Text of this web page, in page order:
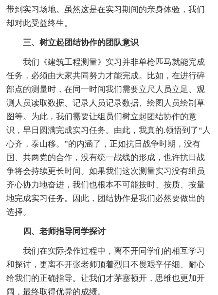
带到实习场地。虽然这是在实习期间的亲身体验，我们
却对此受益终生。
三、树立起团结协作的团队意识
我们《建筑工程测量》实习并非单枪匹马就能完成
任务，必须由大家共同努力才能完成。比如，在进行碎
部点的测量时，在同一时间我们需要立尺人员立足、观
测人员读取数据、记录人员记录数据、绘图人员绘制草
图等。为此，我们需要让组员们树立起团结协作的意
识，早日圆满完成实习任务。由此，我真的.领悟到了“人
心齐，泰山移。”的内涵了，正如抗日战争时期，没有
国、共两党的合作，没有统一战线的形成，也许抗日战
争将会持续更长时间。如果我们这次测量实习没有组员
齐心协力地奋进，我们也根本不可能按时、按质、按量
地完成实习任务。因此，团结协作是我们必然要做出的
选择。
四、老师指导同学探讨
我们在实际操作过程中，离不开同学们的相互学习
和探讨，更离不开张老师顶着烈日不畏艰辛仔细、耐心
给我们的正确指导。让我们才茅塞顿开，思维也更加开
阔，最终取得优异的成绩。